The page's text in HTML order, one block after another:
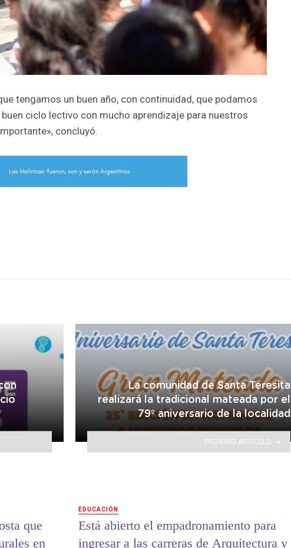
tengamos un buen año, con continuidad, que podamos
ciclo lectivo con mucho aprendizaje para nuestros
concluyó.
La comunidad de Santa Teresita
realizará la tradicional mateada por el
79º aniversario de la localidad
PRÓXIMO ARTÍCULO
que
en
EDUCACIÓN
Está abierto el empadronamiento para
ingresar a las carreras de Arquitectura y